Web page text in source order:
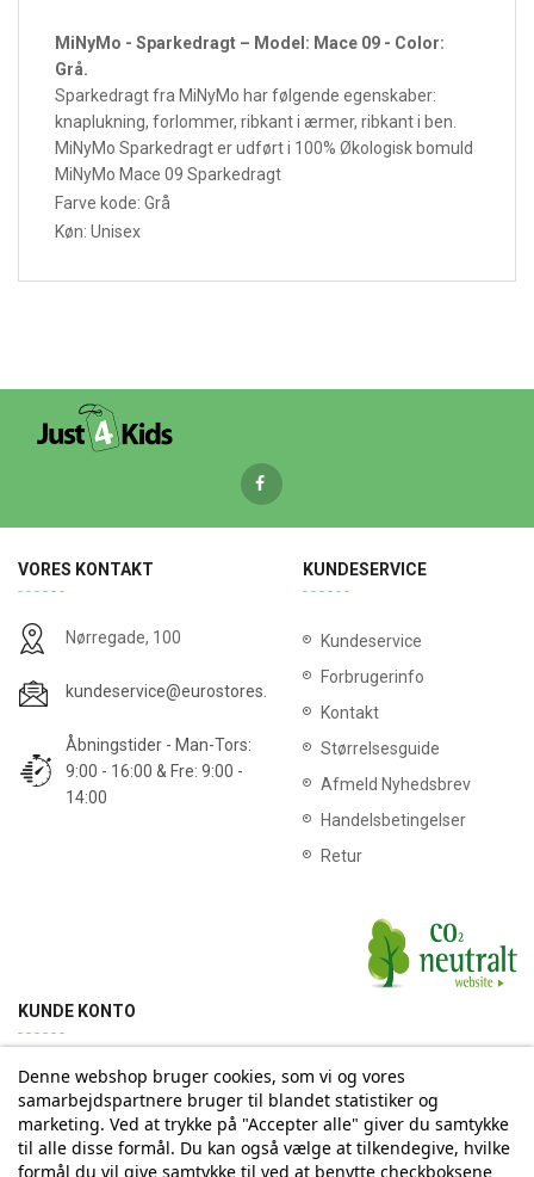
MiNyMo - Sparkedragt – Model: Mace 09 - Color:
Grå.
Sparkedragt fra MiNyMo har følgende egenskaber:
knaplukning, forlommer, ribkant i ærmer, ribkant i ben.
MiNyMo Sparkedragt er udført i 100% Økologisk bomuld
MiNyMo Mace 09 Sparkedragt
Farve kode: Grå
Køn: Unisex
VORES KONTAKT
Nørregade, 100
kundeservice@eurostores.dk
Åbningstider - Man-Tors:
9:00 - 16:00 & Fre: 9:00 -
14:00
KUNDESERVICE
Kundeservice
Forbrugerinfo
Kontakt
Størrelsesguide
Afmeld Nyhedsbrev
Handelsbetingelser
Retur
KUNDE KONTO
Min konto Ordrehistorik Returnering Adresse
Tilmelding til Nyhedsbrev
Denne webshop bruger cookies, som vi og vores
samarbejdspartnere bruger til blandet statistiker og
marketing. Ved at trykke på "Accepter alle" giver du samtykke
til alle disse formål. Du kan også vælge at tilkendegive, hvilke
formål du vil give samtykke til ved at benytte checkboksene